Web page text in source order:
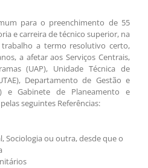
para o preenchimento de 55
e carreira de técnico superior, na
a termo resolutivo certo,
a afetar aos Serviços Centrais,
(UAP), Unidade Técnica de
Departamento de Gestão e
e Gabinete de Planeamento e
seguintes Referências:
Sociologia ou outra, desde que o